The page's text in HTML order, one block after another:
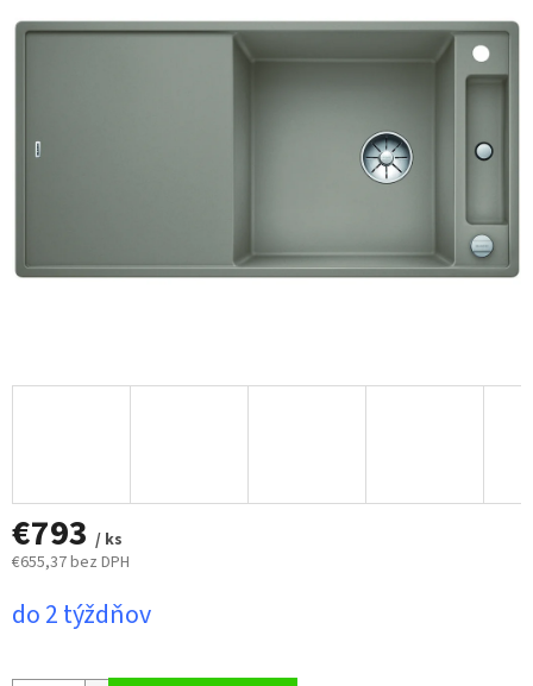
€793 / ks
€655,37 bez DPH
cena:
do 2 týždňov